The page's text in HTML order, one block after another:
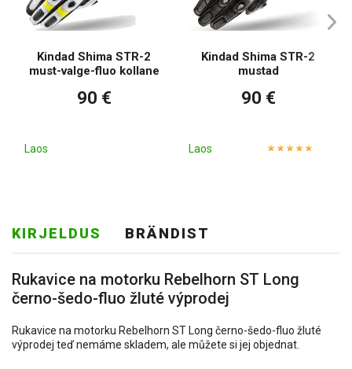
Kindad Shima STR-2
must-valge-fluo kollane
90 €
Laos
Kindad Shima STR-2
mustad
90 €
Laos
KIRJELDUS BRÄNDIST
Rukavice na motorku Rebelhorn ST Long
černo-šedo-fluo žluté výprodej
Rukavice na motorku Rebelhorn ST Long černo-šedo-fluo žluté
výprodej teď nemáme skladem, ale můžete si jej objednat.